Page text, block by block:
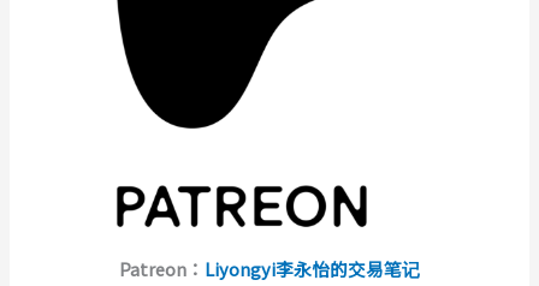
Patreon： Liyongyi李永怡的交易笔记